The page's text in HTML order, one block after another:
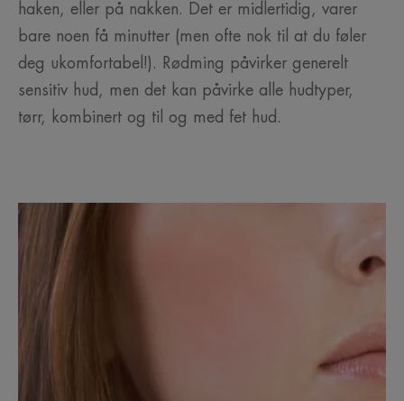
haken, eller på nakken. Det er midlertidig, varer
bare noen få minutter (men ofte nok til at du føler
deg ukomfortabel!). Rødming påvirker generelt
sensitiv hud, men det kan påvirke alle hudtyper,
tørr, kombinert og til og med fet hud.